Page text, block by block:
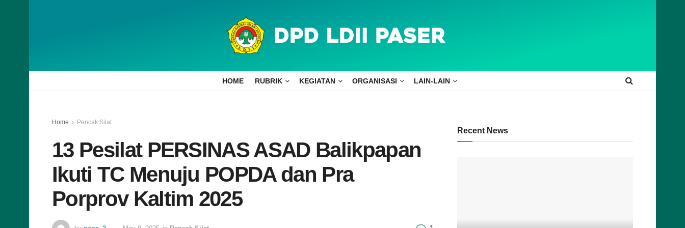
HOME RUBRIK KEGIATAN ORGANISASI LAIN-LAIN
Home Pencak Silat
13 Pesilat PERSINAS ASAD Balikpapan
Ikuti TC Menuju POPDA dan Pra
Porprov Kaltim 2025
Recent News